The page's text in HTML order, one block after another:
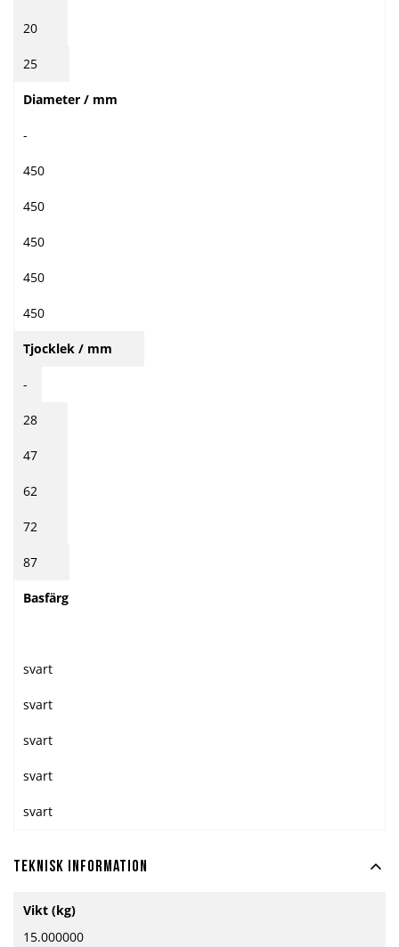
20
25
Diameter / mm
-
450
450
450
450
450
Tjocklek / mm
-
28
47
62
72
87
Basfärg
svart
svart
svart
svart
svart
Teknisk information
information
Vikt (kg)
15.000000